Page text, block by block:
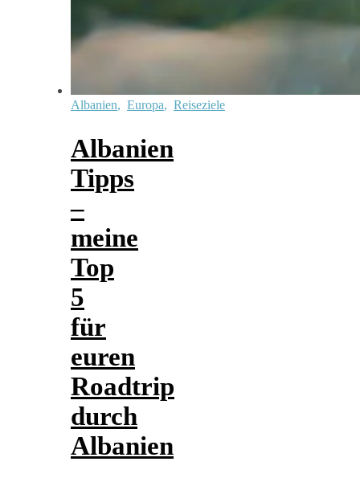
Albanien, Europa, Reiseziele
Albanien
Tipps
–
meine
Top
5
für
euren
Roadtrip
durch
Albanien